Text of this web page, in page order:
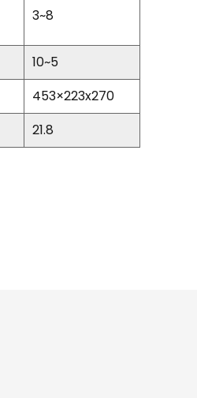
3~8
10~5
453×223x270
21.8